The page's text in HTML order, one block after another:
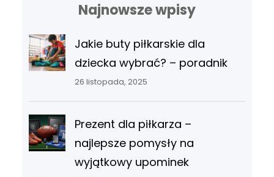
Najnowsze wpisy
Jakie buty piłkarskie dla
dziecka wybrać? – poradnik
26 listopada, 2025
Prezent dla piłkarza –
najlepsze pomysły na
wyjątkowy upominek